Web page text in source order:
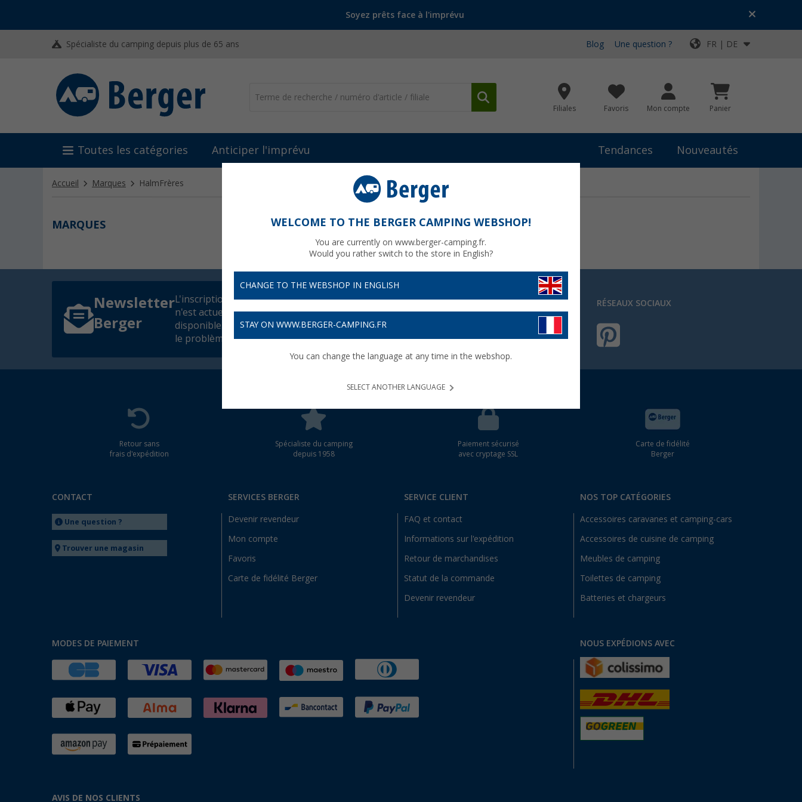
Soyez prêts face à l'imprévu
Spécialiste du camping depuis plus de 65 ans Blog Une question ? FR | DE
Filiales Favoris Mon compte Panier
Toutes les catégories Anticiper l'imprévu Tendances Nouveautés
Accueil Marques HalmFrères
MARQUES HALMFRÈRES
Newsletter
Berger
L'inscription à la newsletter
n'est actuellement pas
disponible. Nous corrigerons
le problème dès que possible.
RÉSEAUX SOCIAUX
Retour sans
frais d'expédition
Spécialiste du camping
depuis 1958
Paiement sécurisé
avec cryptage SSL
Carte de fidélité
Berger
CONTACT
Une question ?
Trouver une magasin
SERVICES BERGER
Devenir revendeur
Mon compte
Favoris
Carte de fidélité Berger
SERVICE CLIENT
FAQ et contact
Informations sur l'expédition
Retour de marchandises
Statut de la commande
Devenir revendeur
NOS TOP CATÉGORIES
Accessoires caravanes et camping-cars
Accessoires de cuisine de camping
Meubles de camping
Toilettes de camping
Batteries et chargeurs
MODES DE PAIEMENT NOUS EXPÉDIONS AVEC
AVIS DE NOS CLIENTS
WELCOME TO THE BERGER CAMPING WEBSHOP!
You are currently on www.berger-camping.fr.
Would you rather switch to the store in English?
CHANGE TO THE WEBSHOP IN ENGLISH
STAY ON WWW.BERGER-CAMPING.FR
You can change the language at any time in the webshop.
SELECT ANOTHER LANGUAGE